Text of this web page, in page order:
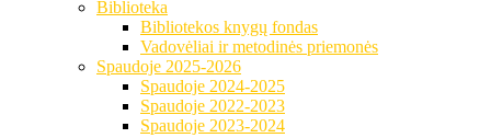
Biblioteka
Bibliotekos knygų fondas
Vadovėliai ir metodinės priemonės
Spaudoje 2025-2026
Spaudoje 2024-2025
Spaudoje 2022-2023
Spaudoje 2023-2024